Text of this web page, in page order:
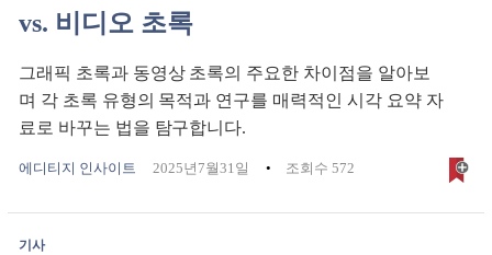
vs. 비디오 초록
그래픽 초록과 동영상 초록의 주요한 차이점을 알아보
며 각 초록 유형의 목적과 연구를 매력적인 시각 요약 자
료로 바꾸는 법을 탐구합니다.
에디티지 인사이트 2025년7월31일 조회수 572
기사